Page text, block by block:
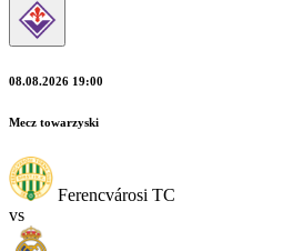
08.08.2026 19:00
Mecz towarzyski
Ferencvárosi TC
vs